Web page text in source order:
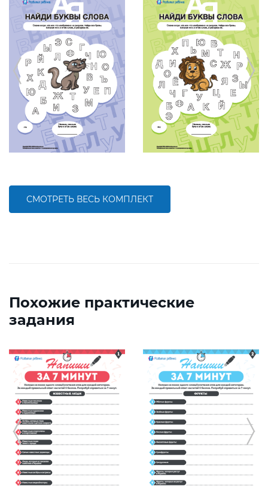
СМОТРЕТЬ ВЕСЬ КОМПЛЕКТ
Похожие практические
задания